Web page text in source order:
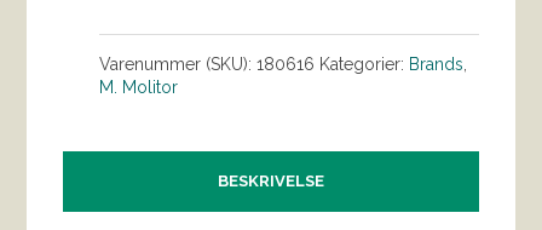
Varenummer (SKU):180616 Kategorier: Brands
M. Molitor
BESKRIVELSE